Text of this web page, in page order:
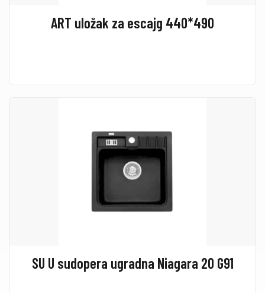
ART uložak za escajg 440*490
SU U sudopera ugradna Niagara 20 G91